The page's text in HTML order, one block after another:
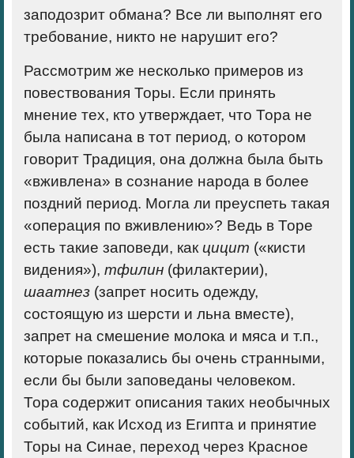
заподозрит обмана? Все ли выполнят его
требование, никто не нарушит его?
Рассмотрим же несколько примеров из
повествования Торы. Если принять
мнение тех, кто утверждает, что Тора не
была написана в тот период, о котором
говорит Традиция, она должна была быть
«вживлена» в сознание народа в более
поздний период. Могла ли преуспеть такая
«операция по вживлению»? Ведь в Торе
есть такие заповеди, как цицит («кисти
видения»), тфилин (филактерии),
шаатнез (запрет носить одежду,
состоящую из шерсти и льна вместе),
запрет на смешение молока и мяса и т.п.,
которые показались бы очень странными,
если бы были заповеданы человеком.
Тора содержит описания таких необычных
событий, как Исход из Египта и принятие
Торы на Синае, переход через Красное